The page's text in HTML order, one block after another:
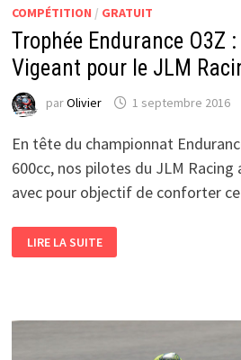
COMPÉTITION / GRATUIT
Trophée Endurance O3Z
Vigeant pour le JLM
parOlivier 1 septembre 2016
En tête du championnat
600cc, nos pilotes du JLM
avec pour objectif de conforter
ENDURANCE
O3Z
VIGEANT
LIRE LA SUITE